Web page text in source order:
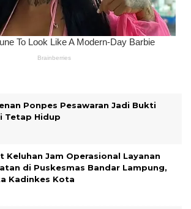
Ponpes Pesawaran Jadi Bukti
Tetap Hidup
Keluhan Jam Operasional Layanan
di Puskesmas Bandar Lampung,
Kadinkes Kota